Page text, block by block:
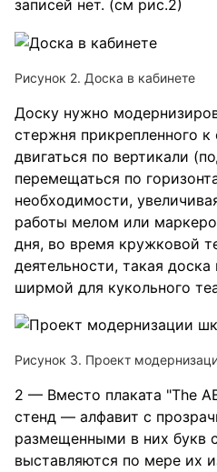
записей нет. (см рис.2)
Рисунок 2. Доска в кабинете
Доску нужно
стержня прикрепленного к
двигаться по вертикали
перемещаться по
необходимости,
работы мелом или
дня, во время кружковой
деятельности, такая
ширмой для кукольного
Рисунок 3. Проект
2 — Вместо плаката "The
cтенд — алфавит с
размещенными в них букв
выставляются по мере их